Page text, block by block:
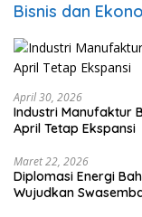
Bisnis dan
April 30, 2026
Industri Manufaktur
April Tetap Ekspansi
Maret 22, 2026
Diplomasi Energi
Wujudkan